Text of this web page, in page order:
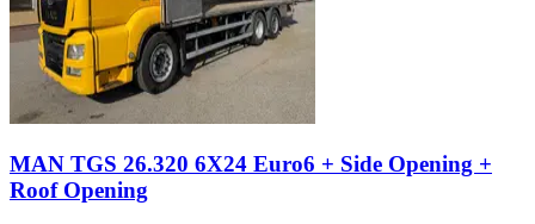
MAN TGS 26.320 6X24 Euro6 + Side Opening +
Roof Opening